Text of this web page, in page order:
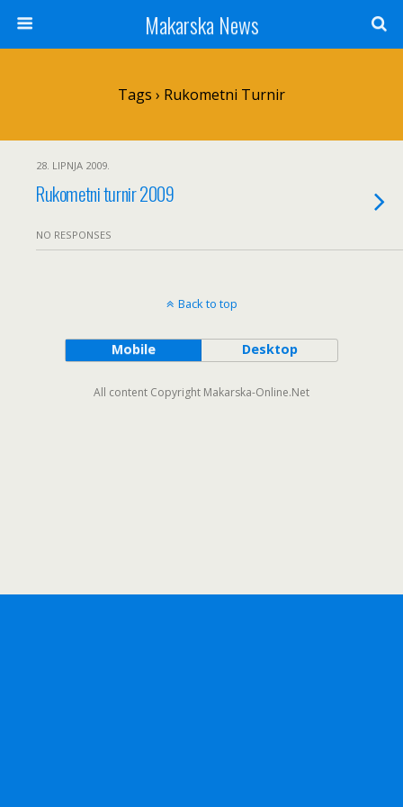
Makarska News
Tags › Rukometni Turnir
28. LIPNJA 2009.
Rukometni turnir 2009
NO RESPONSES
Back to top
Mobile Desktop
All content Copyright Makarska-Online.Net